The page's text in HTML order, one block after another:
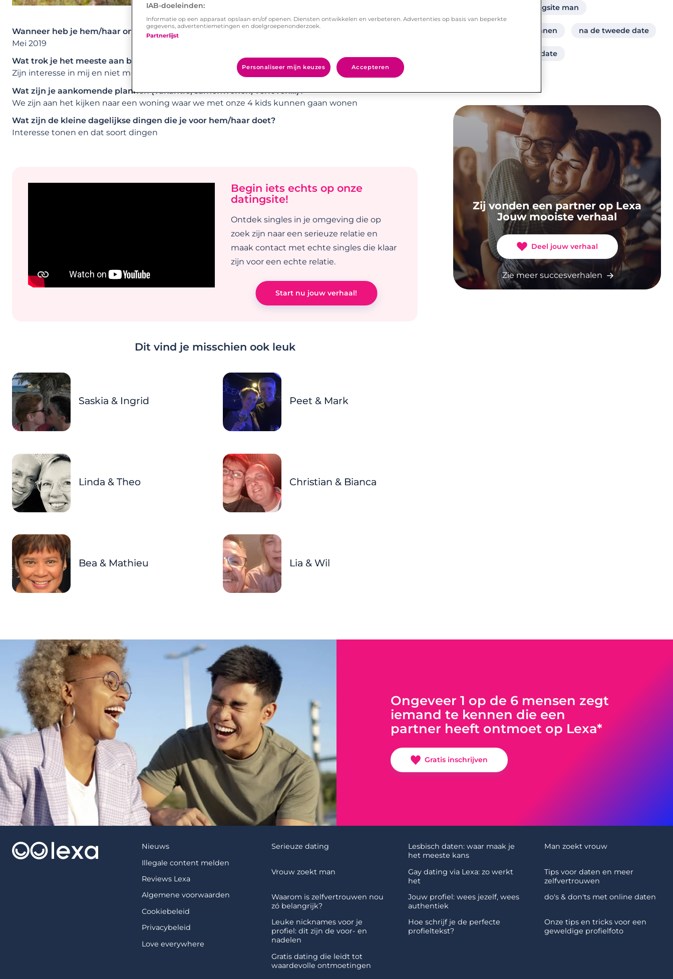
Wanneer heb je hem/haar ontmoet?
Mei 2019
Wat trok je het meeste aan bij zijn/haar Lexa profiel?
Zijn interesse in mij en niet meteen verder willen gaan
Wat zijn je aankomende plannen (vakantie, samenwonen, verloven…)?
We zijn aan het kijken naar een woning waar we met onze 4 kids kunnen gaan wonen
Wat zijn de kleine dagelijkse dingen die je voor hem/haar doet?
Interesse tonen en dat soort dingen
Begin iets echts op onze
datingsite!
Ontdek singles in je omgeving die op
zoek zijn naar een serieuze relatie en
maak contact met echte singles die klaar
zijn voor een echte relatie.
Start nu jouw verhaal!
Dit vind je misschien ook leuk
Saskia & Ingrid Peet & Mark
Linda & Theo Christian & Bianca
Bea & Mathieu Lia & Wil
voorbeeld tekst datingsite man
waar ontmoet ik mannen na de tweede date
zoenen op de eerste date
Zij vonden een partner op Lexa
Jouw mooiste verhaal
Deel jouw verhaal
Zie meer succesverhalen
Ongeveer 1 op de 6 mensen zegt
iemand te kennen die een
partner heeft ontmoet op Lexa*
Gratis inschrijven
Nieuws
Illegale content melden
Reviews Lexa
Algemene voorwaarden
Cookiebeleid
Privacybeleid
Love everywhere
Serieuze dating
Lesbisch daten: waar maak je
het meeste kans
Man zoekt vrouw
Vrouw zoekt man
Gay dating via Lexa: zo werkt
het
Tips voor daten en meer
zelfvertrouwen
Waarom is zelfvertrouwen nou
zó belangrijk?
Jouw profiel: wees jezelf, wees
authentiek
do's & don'ts met online daten
Leuke nicknames voor je
profiel: dit zijn de voor- en
nadelen
Hoe schrijf je de perfecte
profieltekst?
Onze tips en tricks voor een
geweldige profielfoto
Gratis dating die leidt tot
waardevolle ontmoetingen
IAB-doeleinden:
Informatie op een apparaat opslaan en/of openen. Diensten ontwikkelen en verbeteren. Advertenties op basis van beperkte
gegevens, advertentiemetingen en doelgroepenonderzoek.
Partnerlijst
Personaliseer mijn keuzes Accepteren